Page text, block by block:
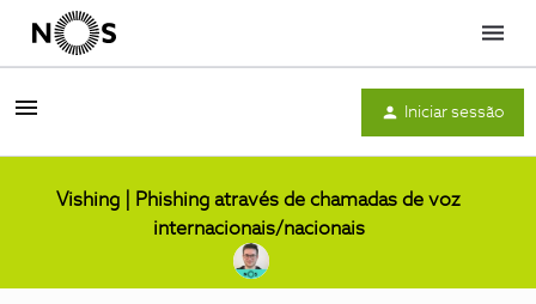
Menu
Iniciar sessão
Vishing | Phishing através de chamadas de voz
internacionais/nacionais